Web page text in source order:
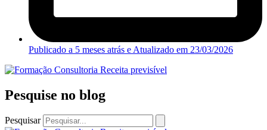
Publicado a 5 meses atrás e Atualizado em 23/03/2026
Pesquise no blog
Pesquisar